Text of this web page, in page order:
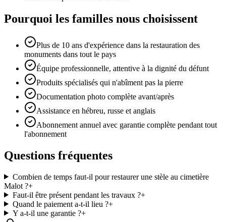
Pourquoi les familles nous choisissent
Plus de 10 ans d'expérience dans la restauration des
monuments dans tout le pays
Équipe professionnelle, attentive à la dignité du défunt
Produits spécialisés qui n'abîment pas la pierre
Documentation photo complète avant/après
Assistance en hébreu, russe et anglais
Abonnement annuel avec garantie complète pendant tout
l'abonnement
Questions fréquentes
Combien de temps faut-il pour restaurer une stèle au cimetière
Malot ?+
Faut-il être présent pendant les travaux ?+
Quand le paiement a-t-il lieu ?+
Y a-t-il une garantie ?+